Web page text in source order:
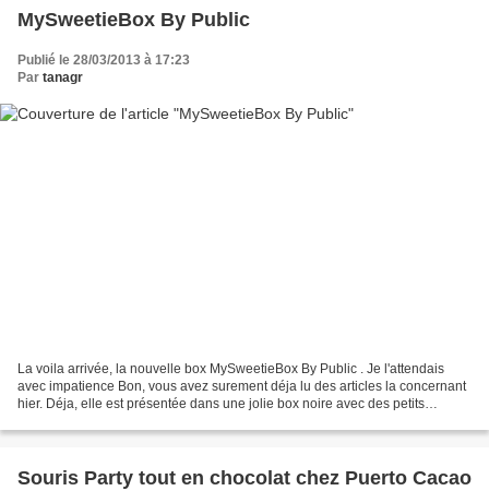
MySweetieBox By Public
Publié le 28/03/2013 à 17:23
Par tanagr
La voila arrivée, la nouvelle box MySweetieBox By Public . Je l'attendais
avec impatience Bon, vous avez surement déja lu des articles la concernant
hier. Déja, elle est présentée dans une jolie box noire avec des petits
Souris Party tout en chocolat chez Puerto Cacao